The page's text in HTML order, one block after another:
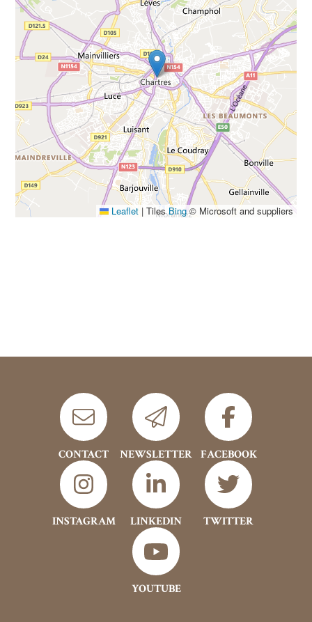
Leaflet | TilesBing© Microsoft and suppliers
CONTACT NEWSLETTER FACEBOOK
INSTAGRAM LINKEDIN TWITTER
YOUTUBE